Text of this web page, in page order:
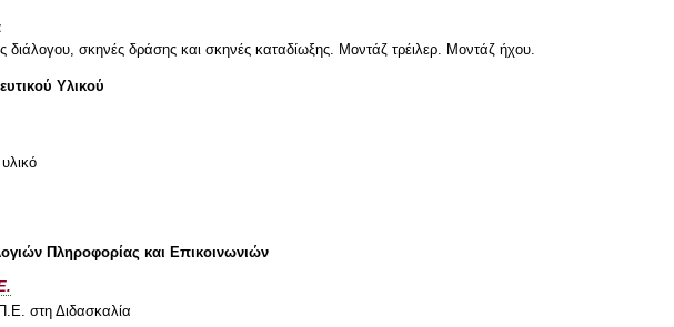
διάλογου, σκηνές δράσης και σκηνές καταδίωξης. Μοντάζ τρέιλερ. Μοντάζ ήχου.
Υλικού
Πληροφορίας και Επικοινωνιών
στη Διδασκαλία